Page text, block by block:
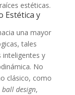
estéticas.
Estética y
una mayor
tales
inteligentes y
No
clásico, como
design,